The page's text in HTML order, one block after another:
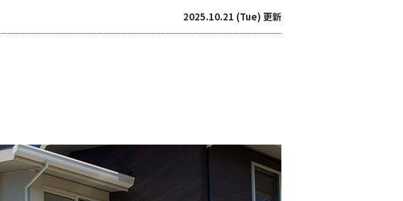
2025.10.21 (Tue) 更新